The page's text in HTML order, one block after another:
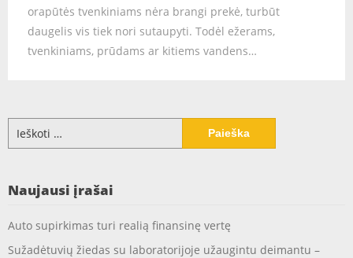
orapūtės tvenkiniams nėra brangi prekė, turbūt
daugelis vis tiek nori sutaupyti. Todėl ežerams,
tvenkiniams, prūdams ar kitiems vandens…
Ieškoti:
Naujausi įrašai
Auto supirkimas turi realią finansinę vertę
Sužadėtuvių žiedas su laboratorijoje užaugintu deimantu –